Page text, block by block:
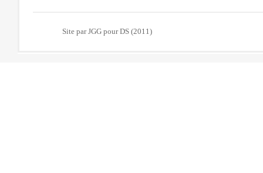
Site par JGG pour DS (2011)